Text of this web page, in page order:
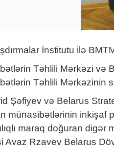
İnstitutu ilə
Təhlili Mərkəzi və
Təhlili Mərkəzinin
Şəfiyev və Belarus
münasibətlərinin inkişaf
maraq doğuran
Ayaz Rzayev Belarus